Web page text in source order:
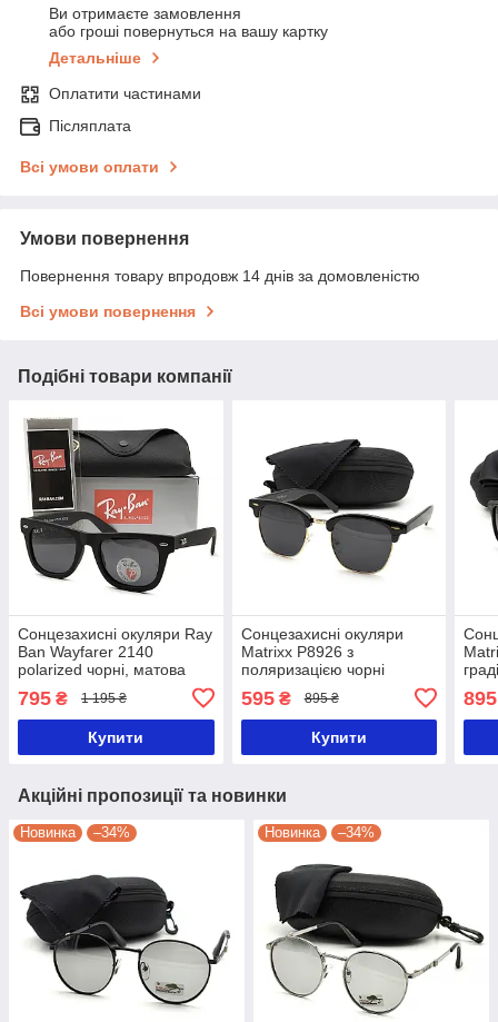
Ви отримаєте замовлення
або гроші повернуться на вашу картку
Детальніше
Оплатити частинами
Післяплата
Всі умови оплати
Умови повернення
Повернення товару впродовж 14 днів за домовленістю
Всі умови повернення
Подібні товари компанії
Сонцезахисні окуляри Ray
Ban Wayfarer 2140
polarized чорні, матова
795 ₴ 1 195 ₴
Купити
Сонцезахисні окуляри
Matrixx P8926 з
поляризацією чорні
595₴ 895 ₴
Купити
895
Акційні пропозиції та новинки
Новинка –34% Новинка –34%